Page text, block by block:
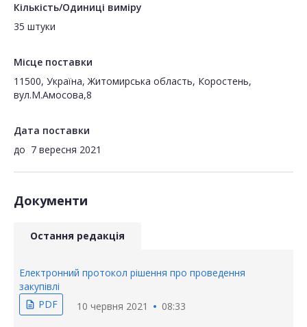
Кількість/Одиниці виміру
35 штуки
Місце поставки
11500, Україна, Житомирська область, Коростень,
вул.М.Амосова,8
Дата поставки
до 7 вересня 2021
Документи
Остання редакція
Електронний протокол рішення про проведення
закупівлі
description PDF 10 червня 2021 08:33